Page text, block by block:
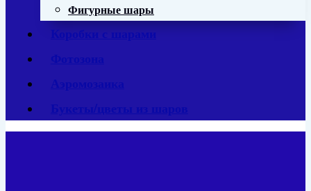
Фигурные шары
Коробки с шарами
Фотозона
Аэромозаика
Букеты/цветы из шаров